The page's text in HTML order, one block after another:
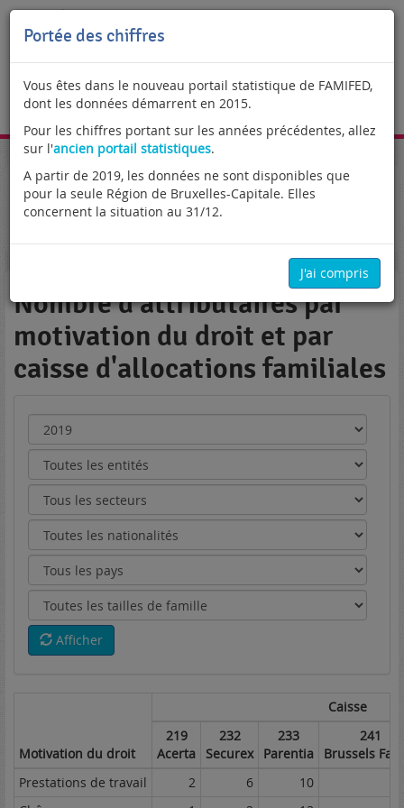
Portée des chiffres
Vous êtes dans le nouveau portail statistique de FAMIFED,
dont les données démarrent en 2015.
Pour les chiffres portant sur les années précédentes, allez
sur l'ancien portail statistiques.
A partir de 2019, les données ne sont disponibles que
pour la seule Région de Bruxelles-Capitale. Elles
concernent la situation au 31/12.
J'ai compris
FR
Portail statistique
Enfants élevés hors du royaume
Conventions bilatérales
Attributaires
Nombre d'attributaires par motivation du droit et par
Nombre d'attributaires par
motivation du droit et par
caisse d'allocations familiales
Afficher
Motivation du droit
Caisse
219
Acerta
232
Securex
233
Parentia
241
Brussels
Prestations de travail
2 6 10